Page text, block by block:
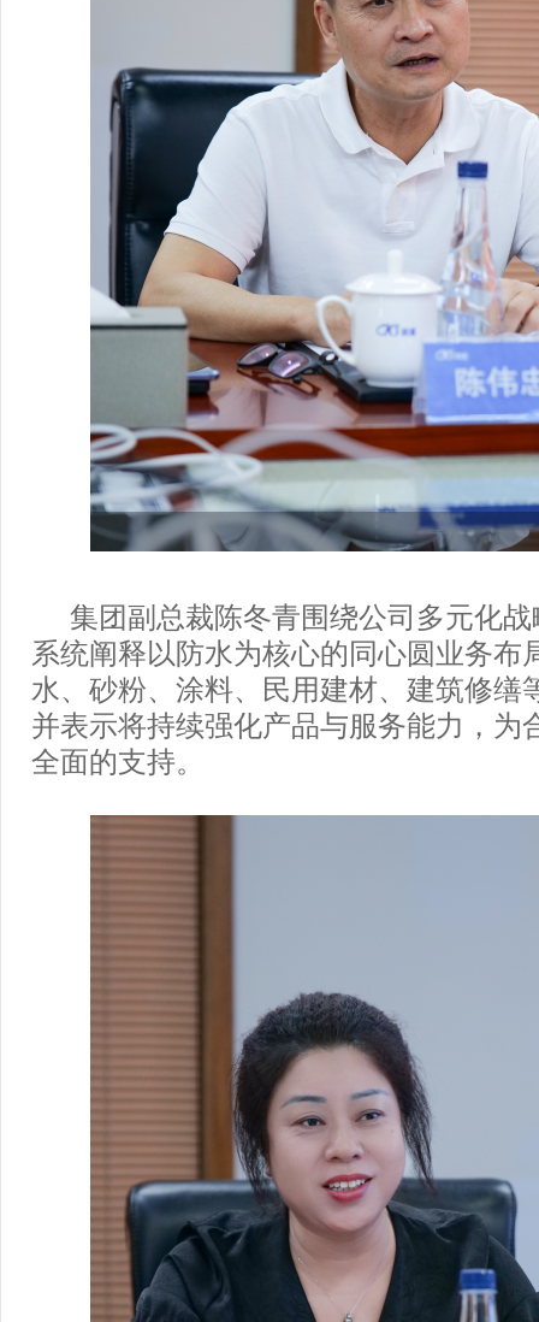
集团副总裁陈冬青围绕公司多元化
系统阐释以防水为核心的同心圆业务布
水、砂粉、涂料、民用建材、建筑修缮
并表示将持续强化产品与服务能力，为
全面的支持。